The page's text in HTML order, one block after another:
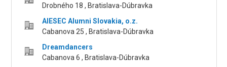
Drobného 18 , Bratislava-Dúbravka
AIESEC Alumni Slovakia, o.z.
Cabanova 25 , Bratislava-Dúbravka
Dreamdancers
Cabanova 6 , Bratislava-Dúbravka